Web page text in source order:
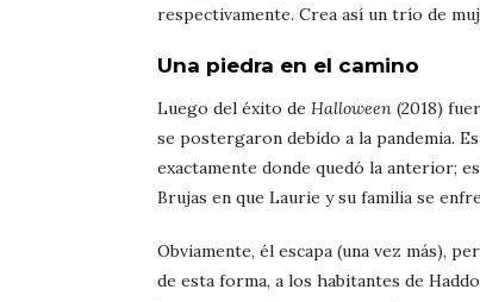
respectivamente. Crea así un trío de
Una piedra en el camino
Luego del éxito de Halloween (2018)
se postergaron debido a la pandemia.
exactamente donde quedó la anterior;
Brujas en que Laurie y su familia se
Obviamente, él escapa (una vez más),
de esta forma, a los habitantes de